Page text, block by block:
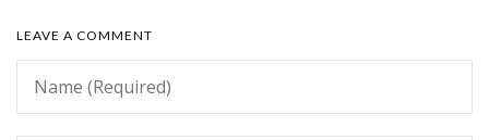
LEAVE A COMMENT